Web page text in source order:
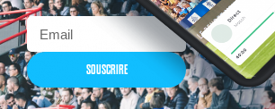
SOUSCRIRE